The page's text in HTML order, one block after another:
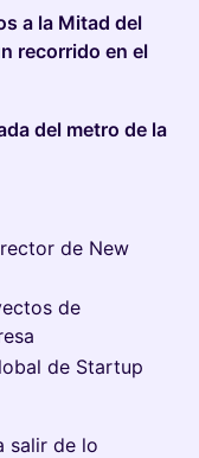
a la Mitad del
recorrido en el
del metro de la
de New
de
de Startup
salir de lo